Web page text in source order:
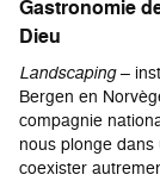
Gastronomie
Dieu
Landscaping–
Bergen en
compagnie
nous plonge
coexister